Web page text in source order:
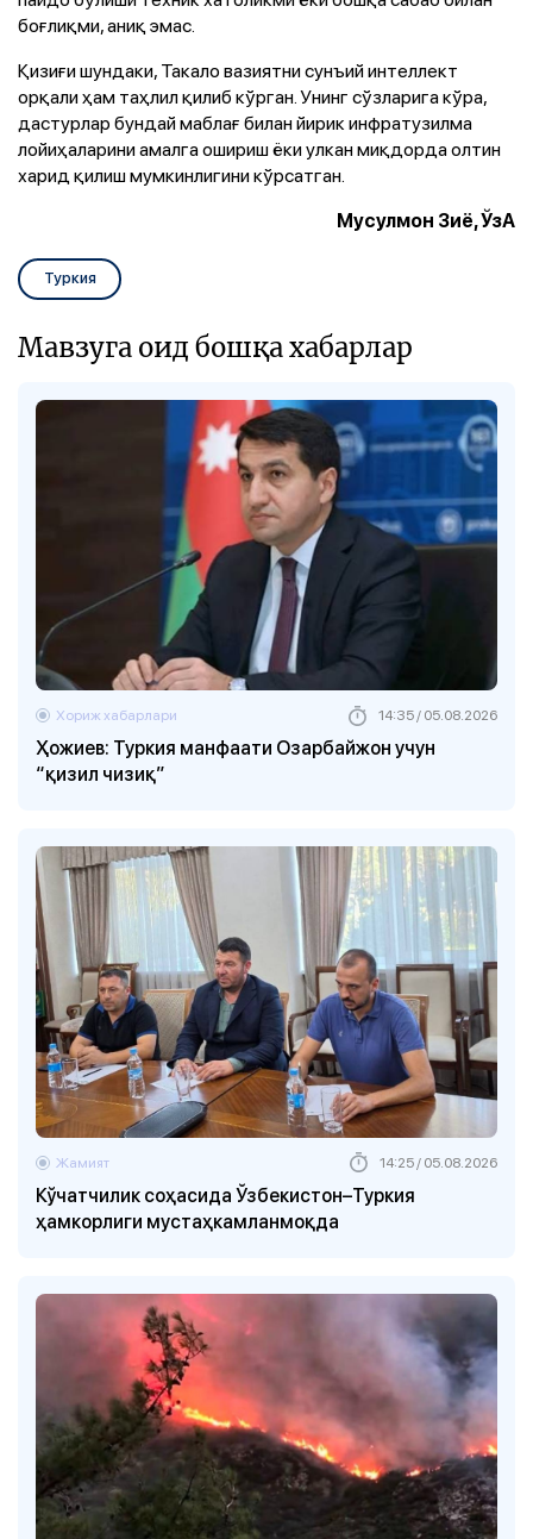
боғлиқми, аниқ эмас.
Қизиғи шундаки, Такало вазиятни сунъий интеллект
орқали ҳам таҳлил қилиб кўрган. Унинг сўзларига кўра,
дастурлар бундай маблағ билан йирик инфратузилма
лойиҳаларини амалга ошириш ёки улкан миқдорда олтин
харид қилиш мумкинлигини кўрсатган.
Мусулмон Зиё, ЎзА
Туркия
Мавзуга оид бошқа хабарлар
Ҳожиев: Туркия манфаати Озарбайжон учун
“қизил чизиқ”
Хориж хабарлари 14:35 / 05.08.2026
Кўчатчилик соҳасида Ўзбекистон–Туркия
ҳамкорлиги мустаҳкамланмоқда
Жамият 14:25 / 05.08.2026